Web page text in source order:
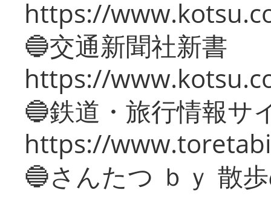
https://
🔵交通新聞社新書
https://
🔵鉄道・旅行情報サ
https://
🔵さんたつ ｂｙ 散